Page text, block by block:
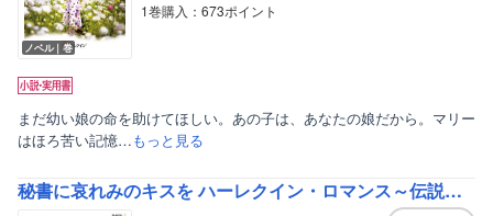
ノベル｜巻
1巻購入：673ポイント
まだ幼い娘の命を助けてほしい。あの子は、あなたの娘だから。マリー
はほろ苦い記憶…もっと見る
秘書に哀れみのキスを ハーレクイン・ロマンス～伝説の名作選～【ハーレクイン・ロマンス版】